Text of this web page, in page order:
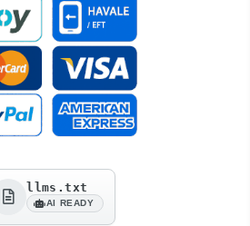
llms.txt
AI READY